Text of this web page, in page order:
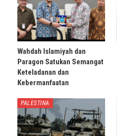
Wahdah Islamiyah dan
Paragon Satukan Semangat
Keteladanan dan
Kebermanfaatan
PALESTINA